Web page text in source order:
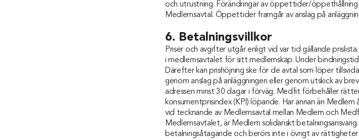
och utrustning. Förändringar av öppettider/
Medlemsavtal. Öppettider framgår av anslag på
6. Betalningsvillkor
Priser och avgifter utgår enligt vid var tid gällande
i medlemsavtalet för sitt medlemskap. Under
Därefter kan prishöjning ske för de avtal som löper
genom anslag på anläggningen eller genom utskick av
adressen minst 30 dagar i förväg. Medfit förbehåller
konsumentprisindex (KPI) löpande. Har annan än
vid tecknande av Medlemsavtal mellan Medlem och
Medlemsavtalet, är Medlem solidariskt
betalningsåtagande och berörs inte i övrigt av